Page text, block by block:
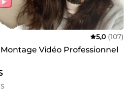
5,0 (107)
Vidéo Professionnel